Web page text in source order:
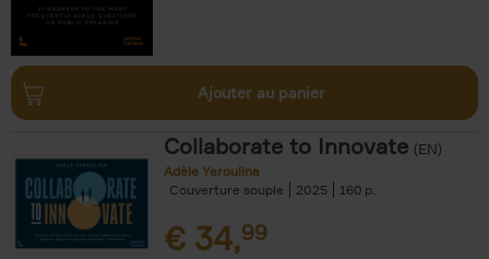
Ajouter au panier
Collaborate to Innovate (EN)
Adèle Yaroulina
Couverture souple
2025 160
€ 34,99